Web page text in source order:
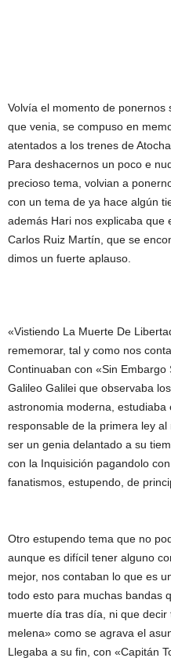
Volvía el momento de ponernos
que venia, se compuso en
atentados a los trenes de
Para deshacernos un poco e
precioso tema, volvian a
con un tema de ya hace algún
además Hari nos explicaba que
Carlos Ruiz Martín, que se
dimos un fuerte aplauso.
«Vistiendo La Muerte De
rememorar, tal y como nos
Continuaban con «Sin
Galileo Galilei que observaba
astronomia moderna, estudiaba
responsable de la primera ley
ser un genia delantado a su
con la Inquisición pagandolo
fanatismos, estupendo, de
Otro estupendo tema que no
aunque es difícil tener alguno
mejor, nos contaban lo que es
todo esto para muchas bandas
muerte día tras día, ni que
melena» como se agrava el
Llegaba a su fin, con «Capitán